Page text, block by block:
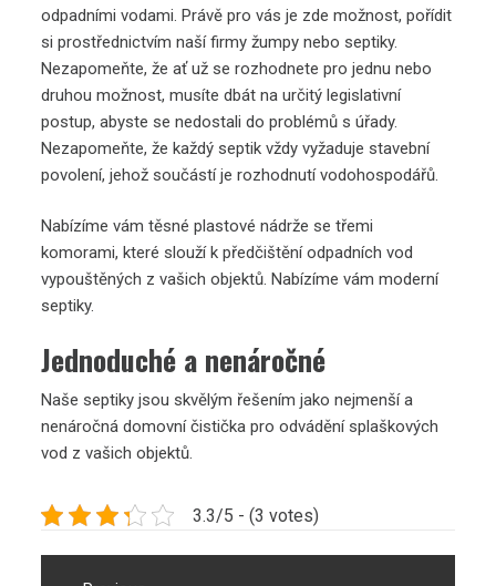
odpadními vodami. Právě pro vás je zde možnost, pořídit
si prostřednictvím naší firmy žumpy nebo septiky.
Nezapomeňte, že ať už se rozhodnete pro jednu nebo
druhou možnost, musíte dbát na určitý legislativní
postup, abyste se nedostali do problémů s úřady.
Nezapomeňte, že každý septik vždy vyžaduje stavební
povolení, jehož součástí je rozhodnutí vodohospodářů.
Nabízíme vám těsné plastové nádrže se třemi
komorami, které slouží k předčištění odpadních vod
vypouštěných z vašich objektů. Nabízíme vám moderní
septiky.
Jednoduché a nenáročné
Naše septiky jsou skvělým řešením jako nejmenší a
nenáročná domovní čistička pro odvádění splaškových
vod z vašich objektů.
3.3/5 - (3 votes)
Navigace